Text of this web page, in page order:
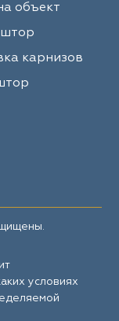
объект
карнизов
условиях